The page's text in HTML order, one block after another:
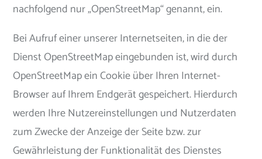
nachfolgend nur „OpenStreetMap“ genannt, ein.
Bei Aufruf einer unserer Internetseiten, in die der
Dienst OpenStreetMap eingebunden ist, wird durch
OpenStreetMap ein Cookie über Ihren Internet-
Browser auf Ihrem Endgerät gespeichert. Hierdurch
werden Ihre Nutzereinstellungen und Nutzerdaten
zum Zwecke der Anzeige der Seite bzw. zur
Gewährleistung der Funktionalität des Dienstes